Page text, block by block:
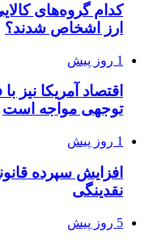
کدام گروه‌های
ارز اشخاص شدند؟
1 روز پیش
اقتصاد آمریکا نیز
توجهی مواجه است
1 روز پیش
افزایش سپرده
نقدینگی
5 روز پیش